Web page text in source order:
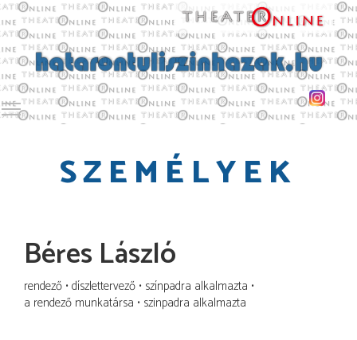
Toggle main menu visibility
SZEMÉLYEK
Béres László
rendező díszlettervező színpadra alkalmazta
a rendező munkatársa szinpadra alkalmazta